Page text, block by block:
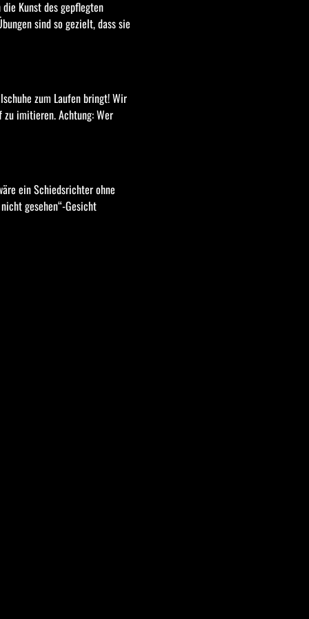
Kunst des gepflegten
sind so gezielt, dass sie
zum Laufen bringt! Wir
zu imitieren. Achtung: Wer
gesehen“-Gesicht